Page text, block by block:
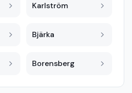
Karlström
Bjärka
Borensberg